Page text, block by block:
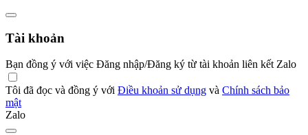
Tài khoản
Bạn đồng ý với việc Đăng nhập/Đăng ký từ tài khoản liên kết Zalo
Tôi đã đọc và đồng ý với Điều khoản sử dụng và Chính sách bảo
mật
Zalo